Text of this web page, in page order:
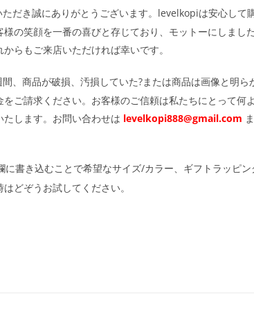
だき誠にありがとうございます。levelkopiは安心して
の笑顔を一番の喜びと存じており、モットーにしまし
らもご来店いただければ幸いです。
、商品が破損、汚損していた?または商品は画像と明ら
ご請求ください。お客様のご信頼は私たちにとって何
します。お問い合わせは levelkopi888@gmail.com
に書き込むことで希望なサイズ/カラー、ギフトラッピ
どぞうお試してください。